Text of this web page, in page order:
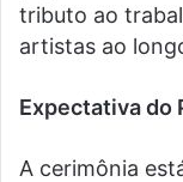
tributo ao
artistas ao
Expectativa do
A cerimônia